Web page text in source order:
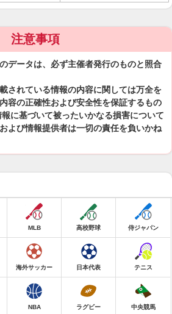
注意事項
データは、必ず主催者発行のものと照合
されている情報の内容に関しては万全を
容の正確性および安全性を保証するもの
に基づいて被ったいかなる損害について
よび情報提供者は一切の責任を負いかね
MLB 高校野球 侍ジャパン
海外サッカー 日本代表 テニス
NBA ラグビー 中央競馬